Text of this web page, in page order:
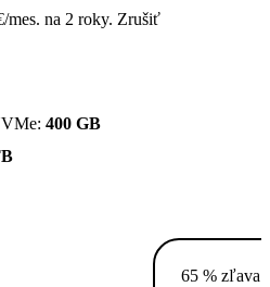
mes. na 2 roky. Zrušiť
400 GB
65 % zľava